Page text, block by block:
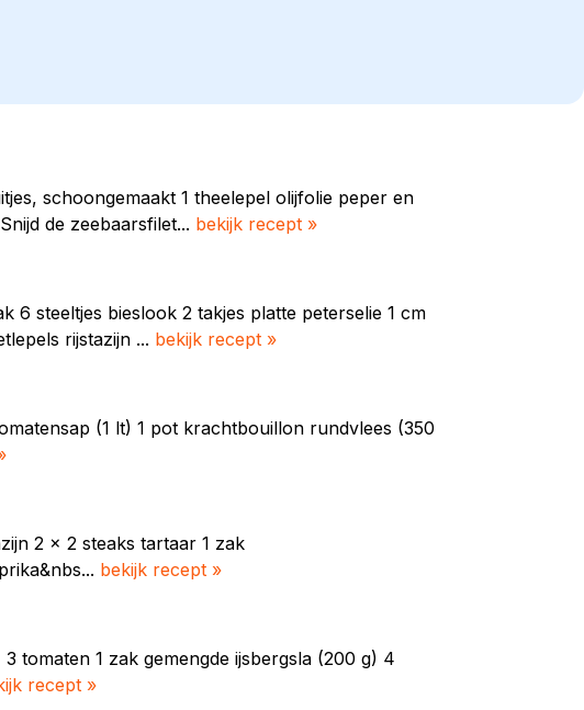
schoongemaakt 1 theelepel olijfolie peper en
de zeebaarsfilet... bekijk recept »
6 steeltjes bieslook 2 takjes platte peterselie 1 cm
rijstazijn ... bekijk recept »
(1 lt) 1 pot krachtbouillon rundvlees (350
2 x 2 steaks tartaar 1 zak
bekijk recept »
tomaten 1 zak gemengde ijsbergsla (200 g) 4
recept »